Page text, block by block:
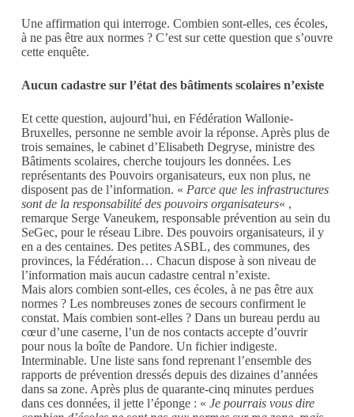
Une affirmation qui interroge. Combien sont-elles, ces écoles,
à ne pas être aux normes ? C’est sur cette question que s’ouvre
cette enquête.
Aucun cadastre sur l’état des bâtiments scolaires n’existe
Et cette question, aujourd’hui, en Fédération Wallonie-
Bruxelles, personne ne semble avoir la réponse. Après plus de
trois semaines, le cabinet d’Elisabeth Degryse, ministre des
Bâtiments scolaires, cherche toujours les données. Les
représentants des Pouvoirs organisateurs, eux non plus, ne
disposent pas de l’information. « Parce que les infrastructures
sont de la responsabilité des pouvoirs organisateurs« ,
remarque Serge Vaneukem, responsable prévention au sein du
SeGec, pour le réseau Libre. Des pouvoirs organisateurs, il y
en a des centaines. Des petites ASBL, des communes, des
provinces, la Fédération… Chacun dispose à son niveau de
l’information mais aucun cadastre central n’existe.
Mais alors combien sont-elles, ces écoles, à ne pas être aux
normes ? Les nombreuses zones de secours confirment le
constat. Mais combien sont-elles ? Dans un bureau perdu au
cœur d’une caserne, l’un de nos contacts accepte d’ouvrir
pour nous la boîte de Pandore. Un fichier indigeste.
Interminable. Une liste sans fond reprenant l’ensemble des
rapports de prévention dressés depuis des dizaines d’années
dans sa zone. Après plus de quarante-cinq minutes perdues
dans ces données, il jette l’éponge : « Je pourrais vous dire